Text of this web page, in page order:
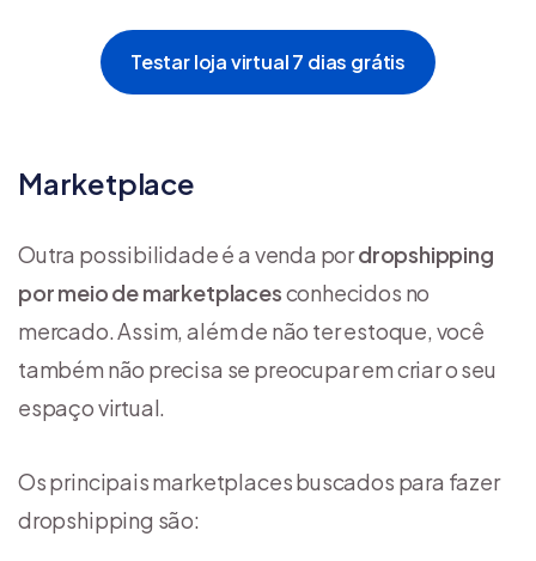
Testar loja virtual 7 dias grátis
Marketplace
Outra possibilidade é a venda pordropshipping
por meio demarketplacesconhecidos no
mercado. Assim, além de não ter estoque, você
também não precisa se preocupar em criar o seu
espaço virtual.
Os principais marketplaces buscados para fazer
dropshipping são: